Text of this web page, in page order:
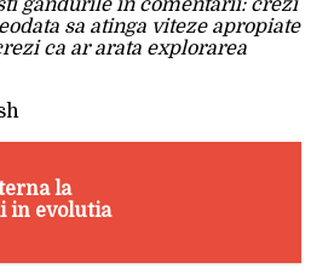
gandurile in comentarii: crezi
sa atinga viteze apropiate
ca ar arata explorarea
la
in evolutia